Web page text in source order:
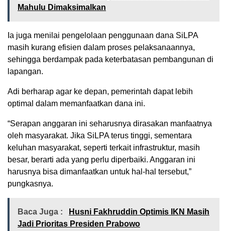
Mahulu Dimaksimalkan
Ia juga menilai pengelolaan penggunaan dana SiLPA
masih kurang efisien dalam proses pelaksanaannya,
sehingga berdampak pada keterbatasan pembangunan di
lapangan.
Adi berharap agar ke depan, pemerintah dapat lebih
optimal dalam memanfaatkan dana ini.
“Serapan anggaran ini seharusnya dirasakan manfaatnya
oleh masyarakat. Jika SiLPA terus tinggi, sementara
keluhan masyarakat, seperti terkait infrastruktur, masih
besar, berarti ada yang perlu diperbaiki. Anggaran ini
harusnya bisa dimanfaatkan untuk hal-hal tersebut,”
pungkasnya.
Baca Juga :
Husni Fakhruddin Optimis IKN Masih
Jadi Prioritas Presiden Prabowo